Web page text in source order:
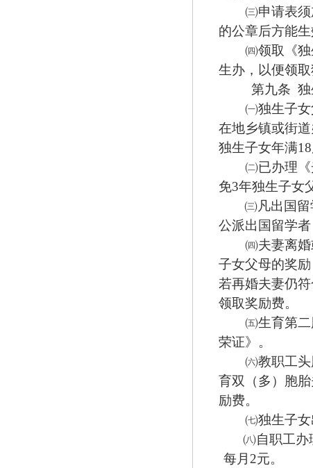
㈢申请表
的公章后方能生
㈣领取《
生办，以便领
第九条
㈠独生子
在地乡镇或街
独生子女年满18
㈡已办理
免3年独生子女
㈢凡出国
公派出国留学
㈣夫妻离
子女父母的奖
若再婚夫妻仍
领取奖励费。
㈤生育第
荣证》。
㈥教职工
育双（多）胞
励费。
㈦独生子
㈧自职工
每月 2元。